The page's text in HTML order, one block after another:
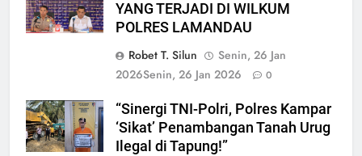
YANG TERJADI DI WILKUM
POLRES LAMANDAU
Robet T. Silun
Senin, 26 Jan
2026Senin, 26 Jan 2026 0
“Sinergi TNI-Polri, Polres Kampar
‘Sikat’ Penambangan Tanah Urug
Ilegal di Tapung!”